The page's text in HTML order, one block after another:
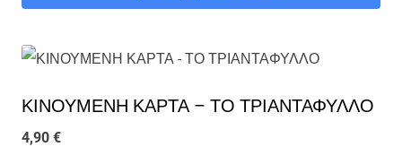
ΚΙΝΟΥΜΕΝΗ ΚΑΡΤΑ – ΤΟ ΤΡΙΑΝΤΑΦΥΛΛΟ
4,90 €